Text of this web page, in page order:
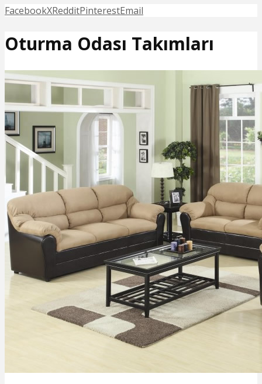
FacebookXRedditPinterestEmail
Oturma Odası Takımları